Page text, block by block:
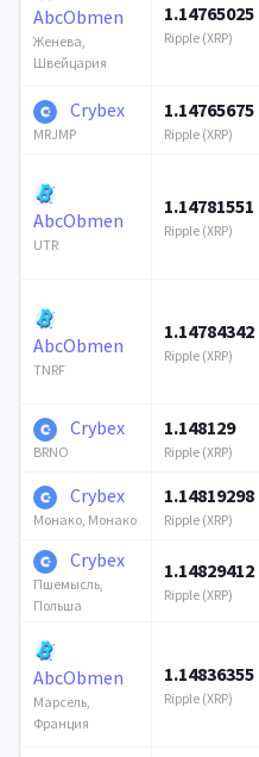
AbcObmen
Женева,
Швейцария
1.14765025
Ripple (XRP)
Crybex
MRJMP
1.14765675
Ripple (XRP)
AbcObmen
UTR
1.14781551
Ripple (XRP)
AbcObmen
TNRF
1.14784342
Ripple (XRP)
Crybex
BRNO
1.148129
Ripple (XRP)
Crybex
Монако, Монако
1.14819298
Ripple (XRP)
Crybex
Пшемысль,
Польша
1.14829412
Ripple (XRP)
AbcObmen
Марсель,
Франция
1.14836355
Ripple (XRP)